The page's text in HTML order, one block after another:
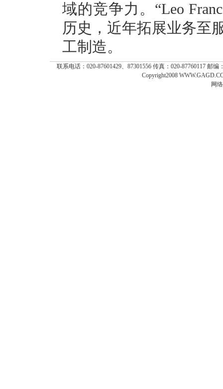
域的竞争力。“Leo
历史，近年拓展业务至
工制造。
联系电话：020-87601429、87301556 传真：020-87760117 邮
Copyright2008
网